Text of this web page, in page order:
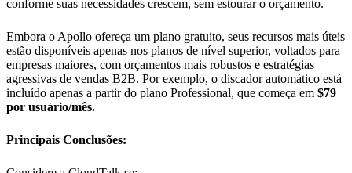
conforme suas necessidades crescem, sem estourar o orçamento.
Embora o Apollo ofereça um plano gratuito, seus recursos mais úteis
estão disponíveis apenas nos planos de nível superior, voltados para
empresas maiores, com orçamentos mais robustos e estratégias
agressivas de vendas B2B. Por exemplo, o discador automático está
incluído apenas a partir do plano Professional, que começa em $79
por usuário/mês.
Principais Conclusões: